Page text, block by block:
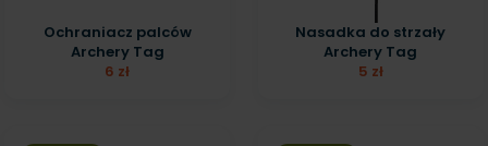
Ochraniacz palców
Archery Tag
6 zł
Nasadka do strzały
Archery Tag
5 zł